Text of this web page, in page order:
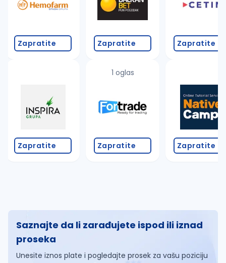
proverite pravopisne greške (koristite č, ć, š, đ,
promenite odabrane filtere pretrage
Zapratite
Zapratite
Zapratite
1 oglas
Zapratite
Zapratite
Zapratite
Saznajte da li zarađujete ispod ili iznad
proseka
Unesite iznos plate i pogledajte prosek za vašu poziciju